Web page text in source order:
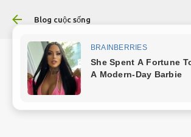
Chuyển đến nội dung chính
Blog cuộc sống